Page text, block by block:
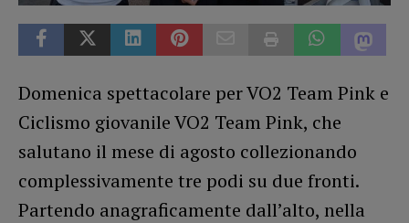
Domenica spettacolare per VO2 Team Pink e
Ciclismo giovanile VO2 Team Pink, che
salutano il mese di agosto collezionando
complessivamente tre podi su due fronti.
Partendo anagraficamente dall’alto, nella